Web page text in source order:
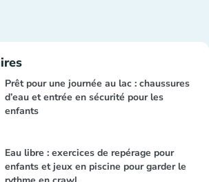
Prêt pour une journée au lac : chaussures
d’eau et entrée en sécurité pour les
enfants
Eau libre : exercices de repérage pour
enfants et jeux en piscine pour garder le